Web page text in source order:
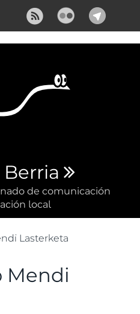
de comunicación
local
aquí
Lasterketa
Mendi